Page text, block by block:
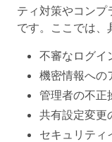
ティ対策やコンプ
です。ここでは、
不審なログイ
機密情報への
管理者の不正
共有設定変更
セキュリティ